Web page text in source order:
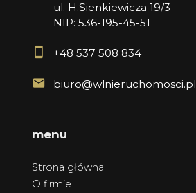
ul. H.Sienkiewicza 19/3
NIP: 536-195-45-51
+48 537 508 834
biuro@wlnieruchomosci.pl
menu
Strona główna
O firmie